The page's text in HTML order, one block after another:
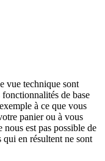
vue technique sont
de base
à ce que vous
panier ou à vous
est pas possible de
qui en résultent ne sont